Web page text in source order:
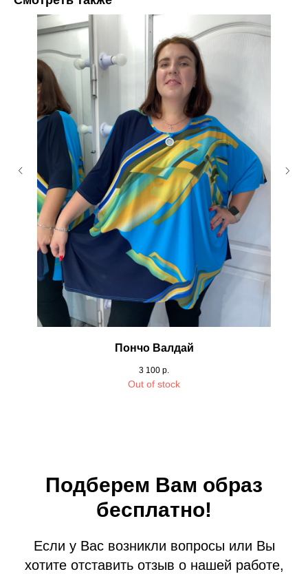
Пончо Валдай
3 100 р.
Out of stock
Подберем Вам образ
бесплатно!
Если у Вас возникли вопросы или Вы
хотите отставить отзыв о нашей работе,